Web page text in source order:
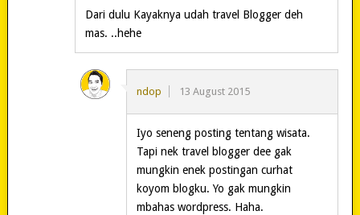
Dari dulu Kayaknya udah travel Blogger deh
mas. ..hehe
ndop 13 August 2015
Iyo seneng posting tentang wisata.
Tapi nek travel blogger dee gak
mungkin enek postingan curhat
koyom blogku. Yo gak mungkin
mbahas wordpress. Haha.